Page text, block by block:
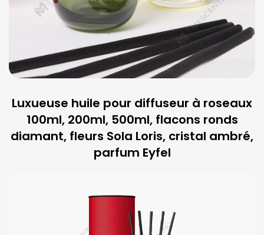
Luxueuse huile pour diffuseur à roseaux
100ml, 200ml, 500ml, flacons ronds
diamant, fleurs Sola Loris, cristal ambré,
parfum Eyfel